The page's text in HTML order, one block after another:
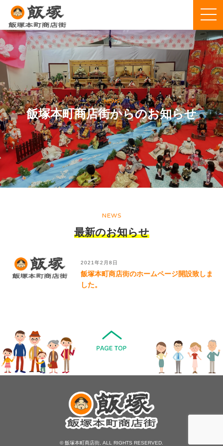
NEWS
飯塚本町商店街からのお知らせ
NEWS
最新のお知らせ
2021年2月8日
飯塚本町商店街のホームページ開設致しま
した。
© 飯塚本町商店街, ALL RIGHTS RESERVED.